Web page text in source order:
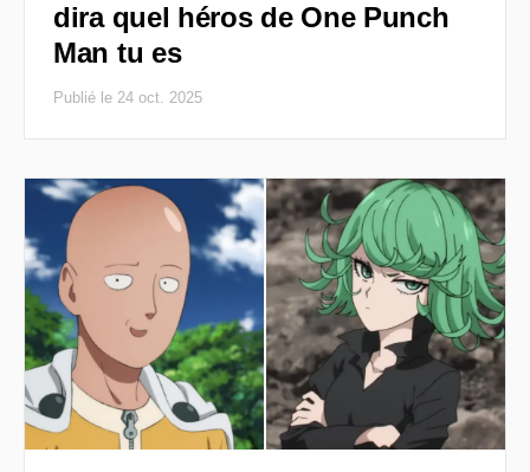
dira quel héros de One Punch
Man tu es
Publié le 24 oct. 2025